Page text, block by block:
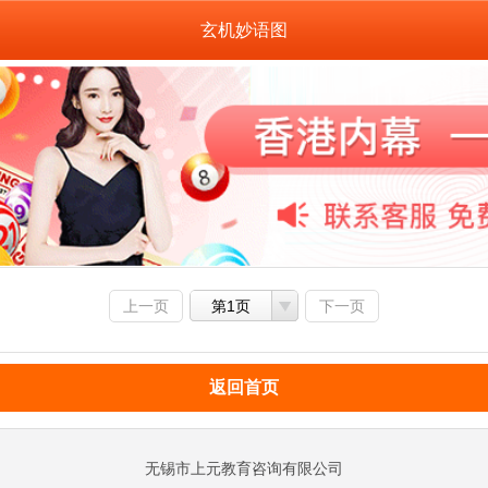
玄机妙语图
上一页 第1页 下一页
返回首页
无锡市上元教育咨询有限公司